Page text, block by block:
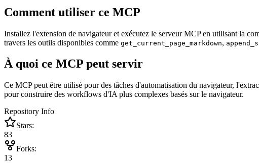
Comment utiliser ce MCP
Installez l'extension de navigateur et exécutez le serveur MCP en utilisant la
travers les outils disponibles comme get_current_page_markdown,
À quoi ce MCP peut servir
Ce MCP peut être utilisé pour des tâches d'automatisation du navigateur,
pour construire des workflows d'IA plus complexes basés sur le navigateur.
Repository Info
Stars:
83
Forks:
13